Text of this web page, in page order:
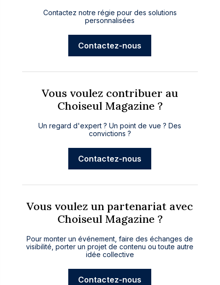
Contactez notre régie pour des solutions
personnalisées
Contactez-nous
Vous voulez contribuer au
Choiseul Magazine ?
Un regard d'expert ? Un point de vue ? Des
convictions ?
Contactez-nous
Vous voulez un partenariat avec
Choiseul Magazine ?
Pour monter un événement, faire des échanges de
visibilité, porter un projet de contenu ou toute autre
idée collective
Contactez-nous